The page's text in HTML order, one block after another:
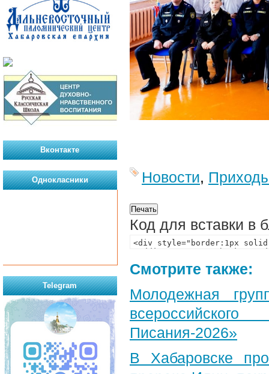
Новости,
Код для вставки в
Смотрите также:
Молодежная
Писания-2026»
В Хабаровске
Вконтакте
Однокласники
Telegram